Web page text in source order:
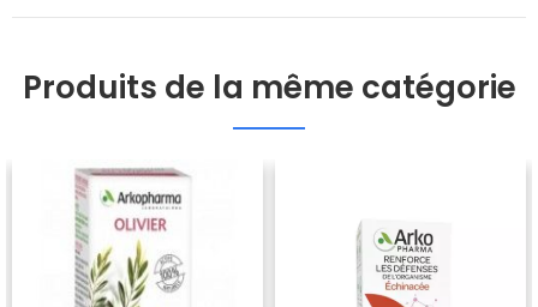
Produits de la même catégorie